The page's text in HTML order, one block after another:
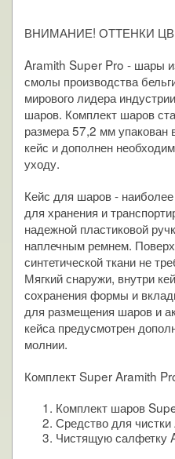
ВНИМАНИЕ! ОТТЕНКИ
Aramith Super Pro - шары
смолы производства
мирового лидера
шаров. Комплект шаров
размера 57,2 мм упакован
кейс и дополнен
уходу.
Кейс для шаров -
для хранения и
надежной пластиковой
наплечным ремнем.
синтетической ткани не
Мягкий снаружи, внутри
сохранения формы и
для размещения шаров и
кейса предусмотрен
молнии.
Комплект Super Aramith
Комплект шаров
Средство для
Чистящую салфетку